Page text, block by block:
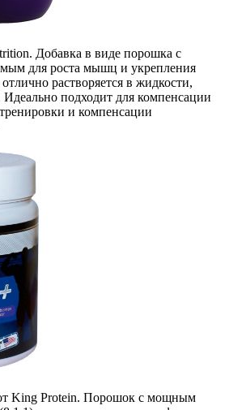
Добавка в виде порошка с
для роста мышц и укрепления
растворяется в жидкости,
подходит для компенсации
и компенсации
King Protein. Порошок с мощным